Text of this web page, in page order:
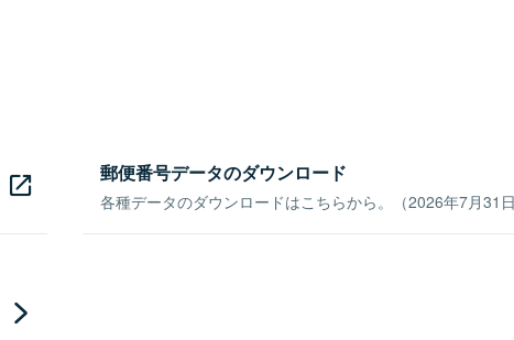
郵便番号データのダウンロード
各種データのダウンロードはこちらから。（2026年7月31日